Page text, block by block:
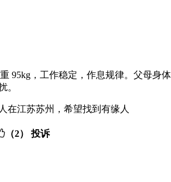
95kg，工作稳定，作息规律。父母
。
在江苏苏州，希望找到有缘人
（2） 投诉